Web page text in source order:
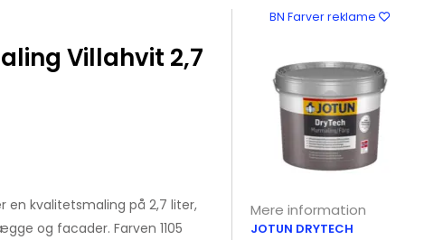
Villahvit 2,7
en kvalitetsmaling på 2,7 liter,
og facader. Farven 1105
BN Farver reklame
Mere information
JOTUN DRYTECH